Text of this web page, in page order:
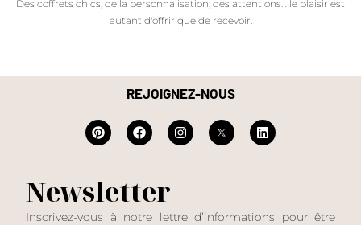
Des coffrets chics, de la personnalisation, des attentions… le plaisir est
autant d'offrir que de recevoir.
REJOIGNEZ-NOUS
Newsletter
Inscrivez-vous à notre lettre d’informations pour être